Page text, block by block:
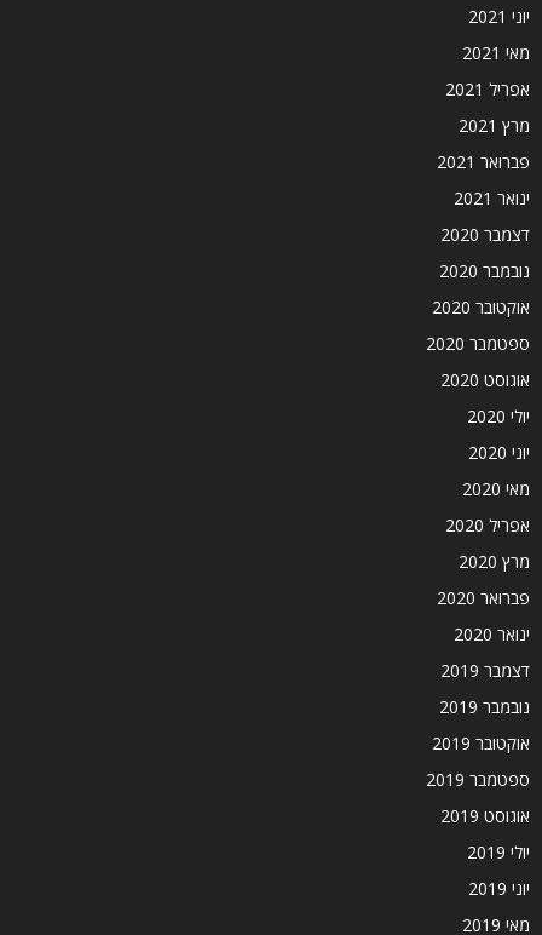
יוני 2021
מאי 2021
אפריל 2021
מרץ 2021
פברואר 2021
ינואר 2021
דצמבר 2020
נובמבר 2020
אוקטובר 2020
ספטמבר 2020
אוגוסט 2020
יולי 2020
יוני 2020
מאי 2020
אפריל 2020
מרץ 2020
פברואר 2020
ינואר 2020
דצמבר 2019
נובמבר 2019
אוקטובר 2019
ספטמבר 2019
אוגוסט 2019
יולי 2019
יוני 2019
מאי 2019